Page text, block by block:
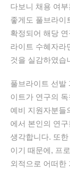
다보니 채용 여부
좋게도 풀브라이
확정되어 해당
라이트 수혜자라
것을 실감하였습
풀브라이트 선발
이트가 연구의
예비 지원자분들
에서 본인의 연구
생각합니다. 또한
이기 때문에, 프
외적으로 어떠한